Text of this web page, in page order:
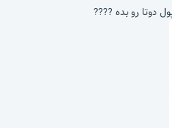
دوتا رو بده ????